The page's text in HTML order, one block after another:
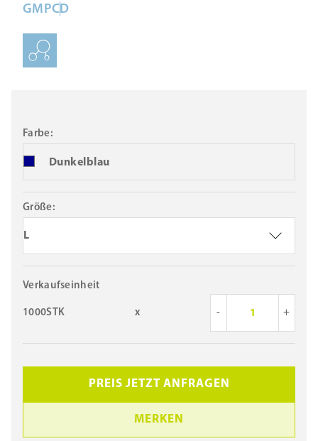
GMPCD
Dunkelblau
Farbe:
L
Größe:
Verkaufseinheit
1000STK x - +
PREIS JETZT ANFRAGEN
MERKEN